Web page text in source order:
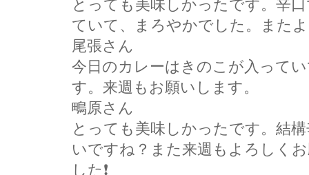
とっても美味しかったです。辛
ていて、まろやかでした。また
尾張さん
今日のカレーはきのこが入って
す。来週もお願いします。
鴫原さん
とっても美味しかったです。結
いですね？また来週もよろしく
した❗